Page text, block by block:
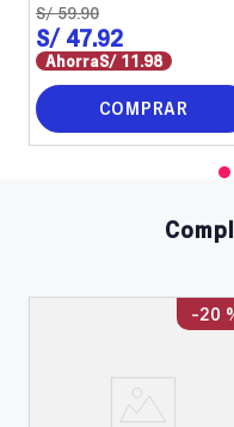
S/ 59.90
S/ 47.92
AhorraS/ 11.98
COMPRAR
-20